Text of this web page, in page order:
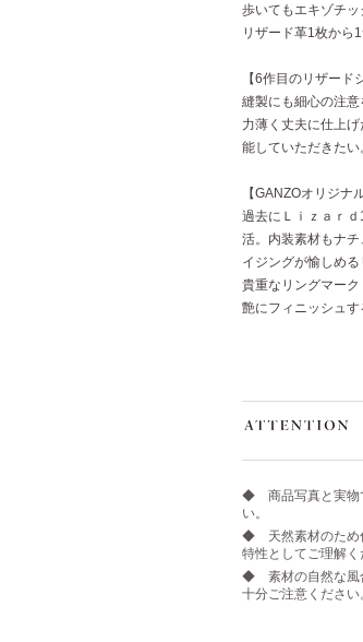
歩いてもエキゾチッ
リザード革1枚から
【6作目のリザード
縫製にも細心の注
力薄く丈夫に仕上
能していただきたい
【GANZOオリジナ
過去にＬｉｚａｒ
活。内装素材もナ
イジングが愉しめる
貴重なリングマー
艶にフィニッシュす
◆ 商品写真と実物
い。
◆ 天然素材のため
特性としてご理解く
◆ 素材の自然な風
十分ご注意ください